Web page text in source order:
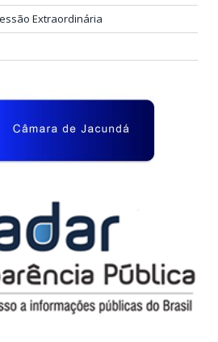
Extraordinária